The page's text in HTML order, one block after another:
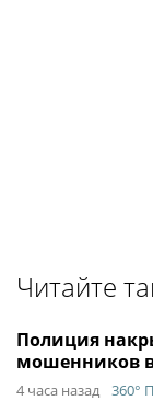
Читайте
Полиция
мошенников
4 часа назад 360°